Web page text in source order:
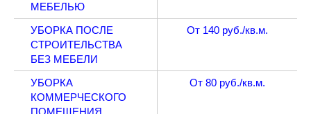
МЕБЕЛЬЮ
УБОРКА ПОСЛЕ
СТРОИТЕЛЬСТВА
БЕЗ МЕБЕЛИ
От 140 руб./кв.м.
УБОРКА
КОММЕРЧЕСКОГО
ПОМЕЩЕНИЯ
От 80 руб./кв.м.